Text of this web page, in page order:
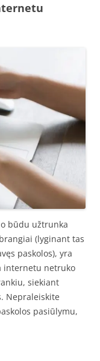
būdu užtrunka
(lyginant tas
paskolos), yra
internetu netruko
siekiant
Nepraleiskite
pasiūlymu,